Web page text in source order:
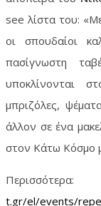
see λίστα του:
οι σπουδαίοι
πασίγνωστη
υποκλίνονται
μπριζόλες,
άλλον σε ένα
στον Κάτω Κόσμο
t.gr/el/events/